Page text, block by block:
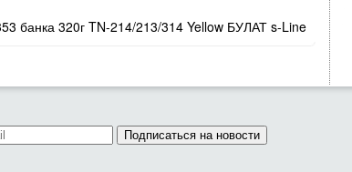
банка 320г TN-214/213/314 Yellow БУЛАТ s-Line
Подписаться на новости